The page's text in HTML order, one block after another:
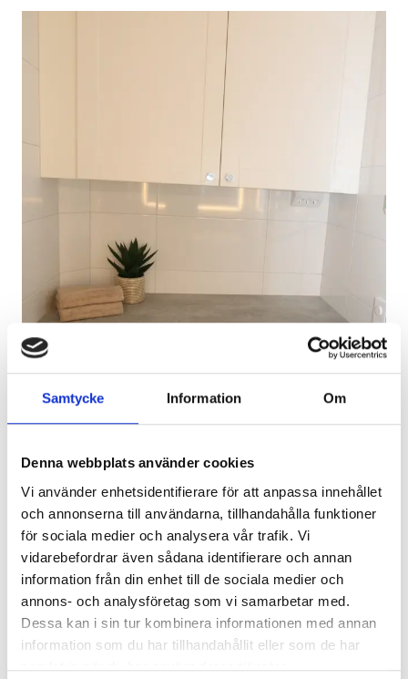
Samtycke Information Om
Denna webbplats använder cookies
Vi använder enhetsidentifierare för att anpassa innehållet
och annonserna till användarna, tillhandahålla funktioner
för sociala medier och analysera vår trafik. Vi
vidarebefordrar även sådana identifierare och annan
information från din enhet till de sociala medier och
annons- och analysföretag som vi samarbetar med.
Dessa kan i sin tur kombinera informationen med annan
information som du har tillhandahållit eller som de har
samlat in när du har använt deras tjänster.
Stilren och praktisk tvättstugedel i badrummet
Traditionell stil ger trygghet...
”Det traditionella badrummet kännetecknas av tidlöshet,
fräscht, ljust och enkelt. Den traditionella stilen är den stil
de flesta lutar sig emot och känner sig mest bekväma i.